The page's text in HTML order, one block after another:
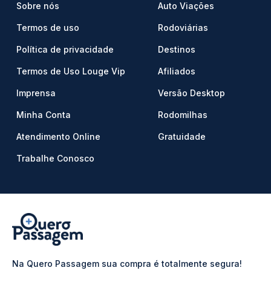
Sobre nós
Termos de uso
Política de privacidade
Termos de Uso Louge Vip
Imprensa
Minha Conta
Atendimento Online
Trabalhe Conosco
Auto Viações
Rodoviárias
Destinos
Afiliados
Versão Desktop
Rodomilhas
Gratuidade
Na Quero Passagem sua compra é totalmente segura!